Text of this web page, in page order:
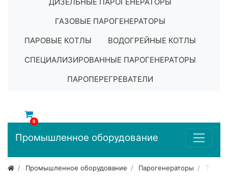
ДИЗЕЛЬНЫЕ ПАРОГЕНЕРАТОРЫ
ГАЗОВЫЕ ПАРОГЕНЕРАТОРЫ
ПАРОВЫЕ КОТЛЫ
ВОДОГРЕЙНЫЕ КОТЛЫ
СПЕЦИАЛИЗИРОВАННЫЕ ПАРОГЕНЕРАТОРЫ
ПАРОПЕРЕГРЕВАТЕЛИ
0
Промышленное оборудование
Промышленное оборудование Парогенераторы